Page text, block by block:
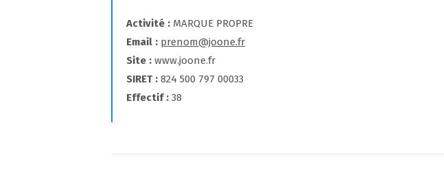
Activité
MARQUE PROPRE
Email
prenom@joone.fr
Site
www.joone.fr
SIRET
824 500 797 00033
Effectif
38